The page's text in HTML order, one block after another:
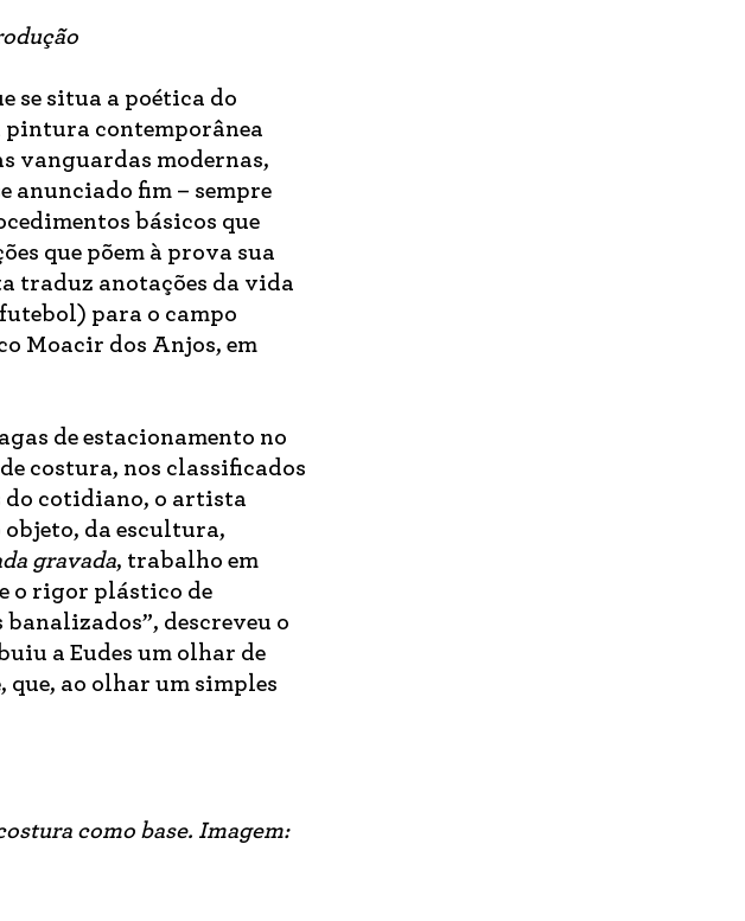
se situa a poética do
pintura contemporânea
vanguardas modernas,
anunciado fim – sempre
básicos que
que põem à prova sua
traduz anotações da vida
para o campo
Moacir dos Anjos, em
de estacionamento no
costura, nos classificados
do cotidiano, o artista
da escultura,
gravada, trabalho em
o rigor plástico de
descreveu o
a Eudes um olhar de
que, ao olhar um simples
como base. Imagem: